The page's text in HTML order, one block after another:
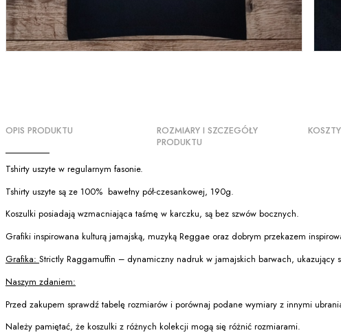
OPIS PRODUKTU
ROZMIARY I SZCZEGÓŁY
PRODUKTU
Tshirty uszyte w regularnym fasonie.
Tshirty uszyte są ze 100% bawełny pół-czesankowej, 190g.
Koszulki posiadają wzmacniająca taśmę w karczku, są bez szwów bocznych.
Grafiki inspirowana kulturą jamajską, muzyką Reggae oraz dobrym przekazem
Grafika: Strictly Raggamuffin – dynamiczny nadruk w jamajskich barwach, ukazujący
Naszym zdaniem:
Przed zakupem sprawdź tabelę rozmiarów i porównaj podane wymiary z innymi
Należy pamiętać, że koszulki z różnych kolekcji mogą się różnić rozmiarami.